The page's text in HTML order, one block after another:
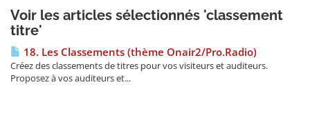
Voir les articles sélectionnés 'classement
titre'
18. Les Classements (thème Onair2/Pro.Radio)
Créez des classements de titres pour vos visiteurs et auditeurs.
Proposez à vos auditeurs et...